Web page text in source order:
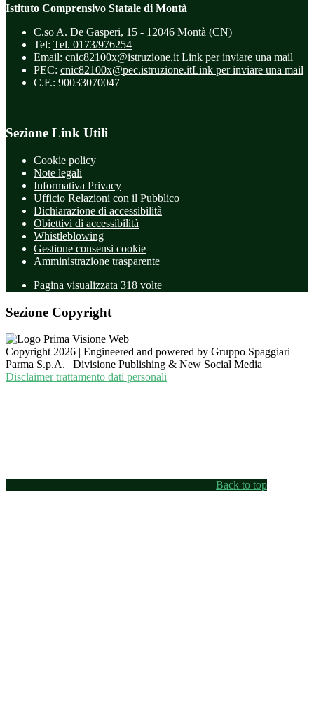
Istituto Comprensivo Statale di Montà
C.so A. De Gasperi, 15 - 12046 Montà (CN)
Tel: Tel. 0173/976254
Email: cnic82100x@istruzione.it Link per inviare una mail
PEC: cnic82100x@pec.istruzione.itLink per inviare una mail
C.F.: 90033070047
Sezione Link Utili
Cookie policy
Note legali
Informativa Privacy
Ufficio Relazioni con il Pubblico
Dichiarazione di accessibilità
Obiettivi di accessibilità
Whistleblowing
Gestione consensi cookie
Amministrazione trasparente
Pagina visualizzata 318 volte
Sezione Copyright
Copyright 2026 | Engineered and powered by Gruppo Spaggiari
Parma S.p.A. | Divisione Publishing & New Social Media
Disclaimer trattamento dati personali
Back to top